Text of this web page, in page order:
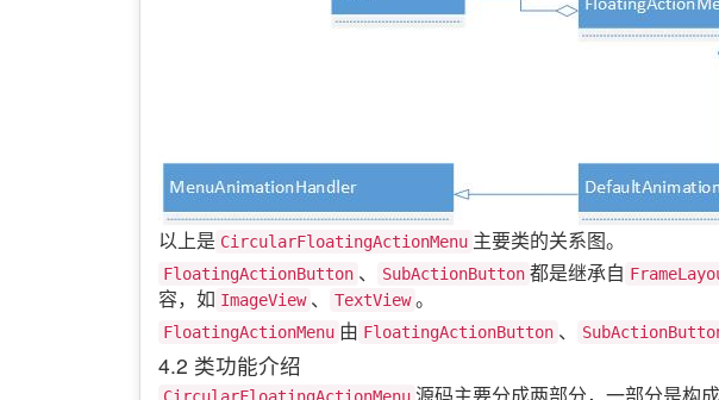
以上是 CircularFloatingActionMenu 主要类的关系图。
FloatingActionButton 、 SubActionButton 都是继承自
容，如 ImageView 、 TextView 。
FloatingActionMenu 由 FloatingActionButton 、
4.2 类功能介绍
源码主要分成两部分，一部分是构